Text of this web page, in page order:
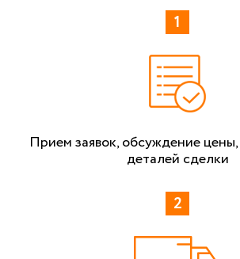
Прием заявок, обсуждение цены,
деталей сделки